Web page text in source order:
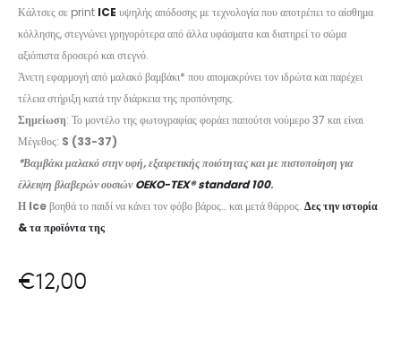
Κάλτσες σε print ICE υψηλής απόδοσης με τεχνολογία που αποτρέπει το αίσθημα
κόλλησης, στεγνώνει γρηγορότερα από άλλα υφάσματα και διατηρεί το σώμα
αξιόπιστα δροσερό και στεγνό.
Άνετη εφαρμογή από μαλακό βαμβάκι* που απομακρύνει τον ιδρώτα και παρέχει
τέλεια στήριξη κατά την διάρκεια της προπόνησης.
Σημείωση: Το μοντέλο της φωτογραφίας φοράει παπούτσι νούμερο 37 και είναι
Μέγεθος: S (33-37)
*Βαμβάκι μαλακό στην υφή, εξαιρετικής ποιότητας και με πιστοποίηση για
έλλειψη βλαβερών ουσιών OEKO-TEX® standard 100.
Η Iceβοηθά το παιδί να κάνει τον φόβο βάρος… και μετά θάρρος. Δες την ιστορία
& τα προϊόντα της
€12,00